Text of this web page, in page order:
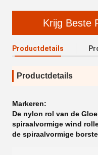
Krijg Beste
Productdetails
Productdetails
Markeren:
De nylon rol van de
spiraalvormige wind
de spiraalvormige